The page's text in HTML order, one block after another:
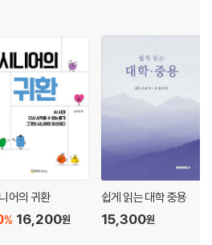
어의 귀환
16,200원
%
쉽게 읽는 대학 중용
15,300원